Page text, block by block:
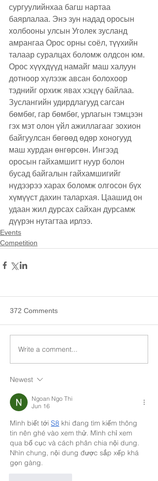
сургуулийнхаа багш нартаа
баярлалаа. Энэ зун надад оросын
холбооны улсын Уголек зусланд
амрангаа Орос орны соёл, түүхийн
талаар суралцах боломж олдсон юм.
Орос хүүхдүүд намайг маш халуун
дотноор хүлээж авсан болохоор
тэднийг орхиж явах хэцүү байлаа.
Зуслангийн удирдлагууд сагсан
бөмбөг, гар бөмбөг, урлагын тэмцээн
гэх мэт олон үйл ажиллагааг зохион
байгуулсан бөгөөд өдөр хоногууд
маш хурдан өнгөрсөн. Ингээд
оросын гайхамшигт нуур болон
бусад байгалын гайхамшигийг
нүдээрээ харах боломж олгосон бүх
хүмүүст дахин талархая. Цаашид он
удаан жил дурсах сайхан дурсамж
дүүрэн нутагтаа ирлээ.
Events
Competition
372 Comments
Write a comment...
Newest
Ngoan Ngo Thi
Jun 16
Mình biết tới S8 khi đang tìm kiếm thông
tin nên ghé vào xem thử. Mình chỉ xem
qua bố cục và cách phân chia nội dung.
Nhìn chung, nội dung được sắp xếp khá
gọn gàng.